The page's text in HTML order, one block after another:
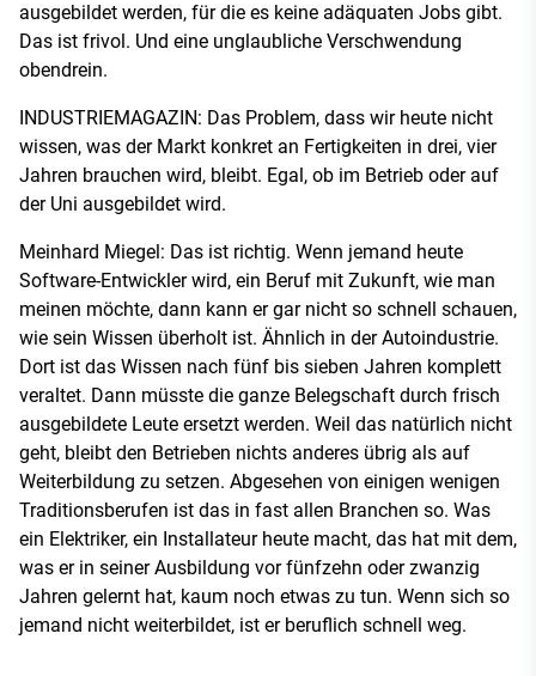
ausgebildet werden, für die es keine adäquaten Jobs gibt.
Das ist frivol. Und eine unglaubliche Verschwendung
obendrein.
INDUSTRIEMAGAZIN: Das Problem, dass wir heute nicht
wissen, was der Markt konkret an Fertigkeiten in drei, vier
Jahren brauchen wird, bleibt. Egal, ob im Betrieb oder auf
der Uni ausgebildet wird.
Meinhard Miegel: Das ist richtig. Wenn jemand heute
Software-Entwickler wird, ein Beruf mit Zukunft, wie man
meinen möchte, dann kann er gar nicht so schnell schauen,
wie sein Wissen überholt ist. Ähnlich in der Autoindustrie.
Dort ist das Wissen nach fünf bis sieben Jahren komplett
veraltet. Dann müsste die ganze Belegschaft durch frisch
ausgebildete Leute ersetzt werden. Weil das natürlich nicht
geht, bleibt den Betrieben nichts anderes übrig als auf
Weiterbildung zu setzen. Abgesehen von einigen wenigen
Traditionsberufen ist das in fast allen Branchen so. Was
ein Elektriker, ein Installateur heute macht, das hat mit dem,
was er in seiner Ausbildung vor fünfzehn oder zwanzig
Jahren gelernt hat, kaum noch etwas zu tun. Wenn sich so
jemand nicht weiterbildet, ist er beruflich schnell weg.